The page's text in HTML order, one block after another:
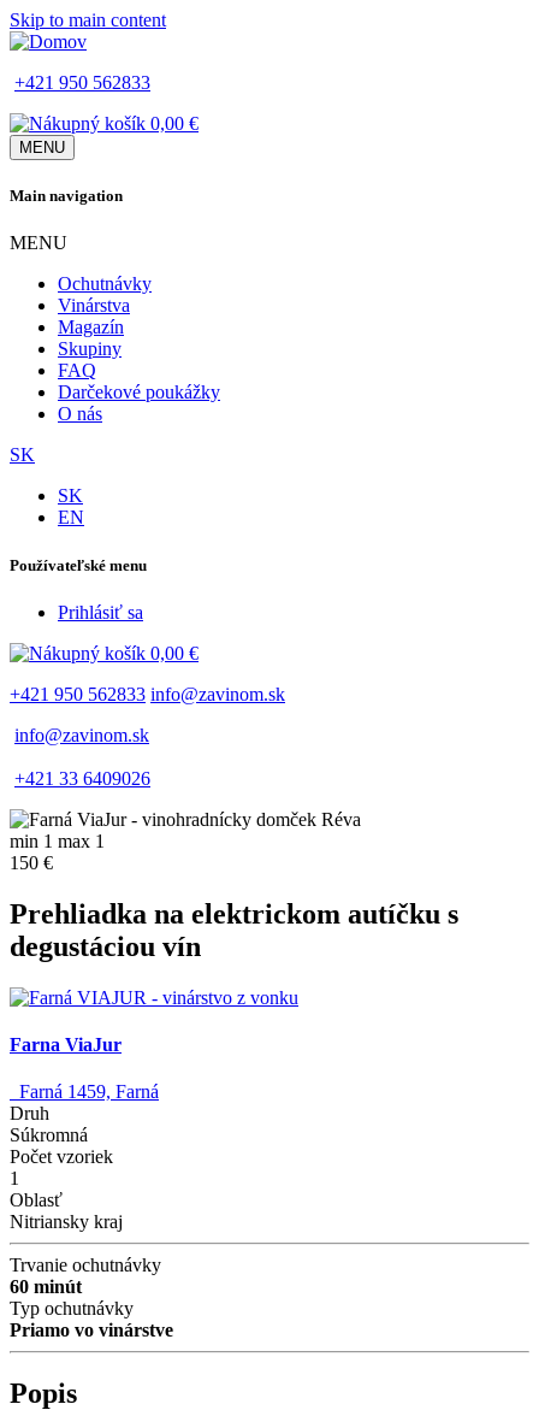
Skip to main content
+421 950 562833
0,00 €
MENU
Main navigation
MENU
Ochutnávky
Vinárstva
Magazín
Skupiny
FAQ
Darčekové poukážky
O nás
SK
SK
EN
Používateľské menu
Prihlásiť sa
0,00 €
+421 950 562833 info@zavinom.sk
info@zavinom.sk
+421 33 6409026
min 1 max 1
150 €
Prehliadka na elektrickom autíčku s
degustáciou vín
Farna ViaJur
Farná 1459, Farná
Druh
Súkromná
Počet vzoriek
1
Oblasť
Nitriansky kraj
Trvanie ochutnávky
60 minút
Typ ochutnávky
Priamo vo vinárstve
Popis